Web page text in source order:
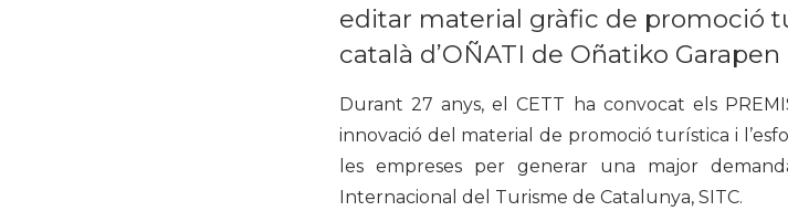
editar material gràfic de promoció
català d’OÑATI de Oñatiko
Durant 27 anys, el CETT ha convocat els
innovació del material de promoció turística i
les empreses per generar una major
Internacional del Turisme de Catalunya, SITC.